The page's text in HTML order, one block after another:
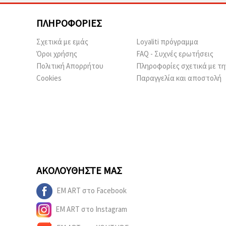
ΠΛΗΡΟΦΟΡΊΕΣ
Σχετικά με εμάς
Όροι χρήσης
Πολιτική Απορρήτου
Cookies
Loyaliti πρόγραμμα
FAQ - Συχνές ερωτήσεις
Πληροφορίες σχετικά με
Παραγγελία και αποστολή
ΑΚΟΛΟΥΘΉΣΤΕ ΜΑΣ
EM ART στο Facebook
EM ART στο Instagram